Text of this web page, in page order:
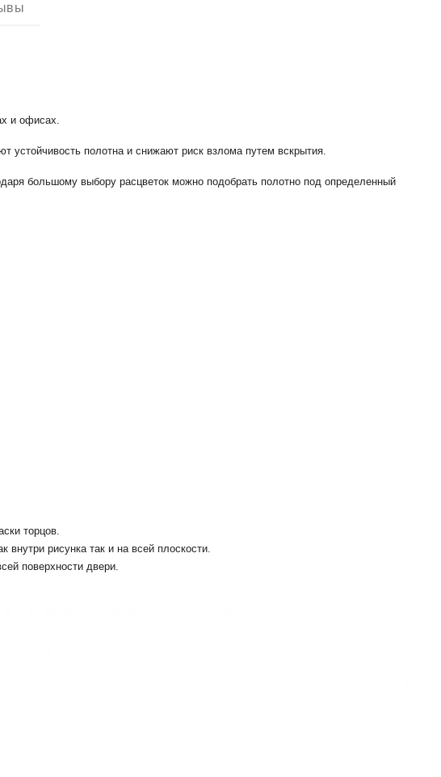
и офисах.
устойчивость полотна и снижают риск взлома путем вскрытия.
большому выбору расцветок можно подобрать полотно под определенный
торцов.
рисунка так и на всей плоскости.
поверхности двери.